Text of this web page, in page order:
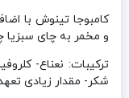
کامبوجا تینوش با
و مخمر به چای سبزیا
ترکیبات: نعناع-
شکر- مقدار زیادی